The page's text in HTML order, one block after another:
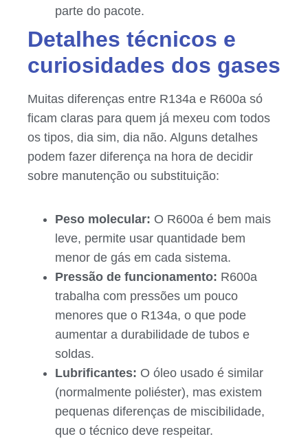
parte do pacote.
Detalhes técnicos e
curiosidades dos gases
Muitas diferenças entre R134a e R600a só
ficam claras para quem já mexeu com todos
os tipos, dia sim, dia não. Alguns detalhes
podem fazer diferença na hora de decidir
sobre manutenção ou substituição:
Peso molecular: O R600a é bem mais
leve, permite usar quantidade bem
menor de gás em cada sistema.
Pressão de funcionamento: R600a
trabalha com pressões um pouco
menores que o R134a, o que pode
aumentar a durabilidade de tubos e
soldas.
Lubrificantes: O óleo usado é similar
(normalmente poliéster), mas existem
pequenas diferenças de miscibilidade,
que o técnico deve respeitar.